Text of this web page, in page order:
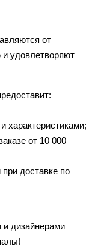
от
удовлетворяют
характеристиками;
от 10 000
доставке по
дизайнерами